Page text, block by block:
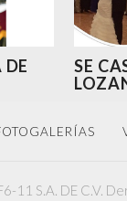
SE
11 S.A. DE C.V.